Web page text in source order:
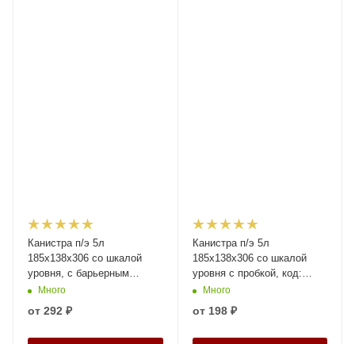
Канистра п/э 5л
185х138х306 со шкалой
уровня, с барьерным
слоем, с пробкой, код:
Много
от 292 ₽
Канистра п/э 5л
185х138х306 со шкалой
уровня с пробкой, код:
39158
Много
от 198 ₽